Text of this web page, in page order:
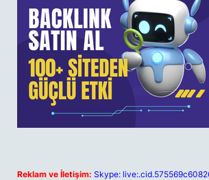
Reklam ve İletişim: Skype: